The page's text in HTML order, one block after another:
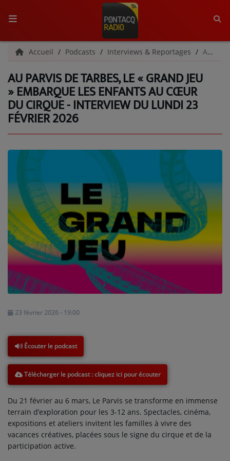
ACCUEIL
RADIO
QUI SOMMES-NOUS ?
L'ÉQUIPE
C'ÉTAIT QUOI CE TITRE ?
MÉDIAS
PODCASTS - SAISON 2026/2027
NOS PROGRAMMES COURTS
ARCHIVES - SAISONS PASSÉES
VOS ÉMISSIONS EN IMAGES
PHOTOS
VOTRE PUBLICITÉ SUR PONTACQ RADIO
LOCATION DE STUDIOS
ÉDUCATION AUX MÉDIAS ET À
L'INFORMATION
EN QUOI ÇA CONSISTE ?
ÉCOUTEZ LES PRODUCTIONS
Accueil Podcasts Interviews & Reportages Au Parvis de Tarbes, le « Grand Jeu » embarque les enfants au cœur du cirque - Interview du lundi 23 février 2026
AU PARVIS DE TARBES, LE « GRAND JEU
» EMBARQUE LES ENFANTS AU CŒUR
DU CIRQUE - INTERVIEW DU LUNDI 23
FÉVRIER 2026
23 février 2026 - 19:00
Écouter le podcast
Télécharger le podcast
Du 21 février au 6 mars, Le Parvis se transforme en immense
terrain d’exploration pour les 3-12 ans. Spectacles, cinéma,
expositions et ateliers invitent les familles à vivre des
vacances créatives, placées sous le signe du cirque et de la
participation active.